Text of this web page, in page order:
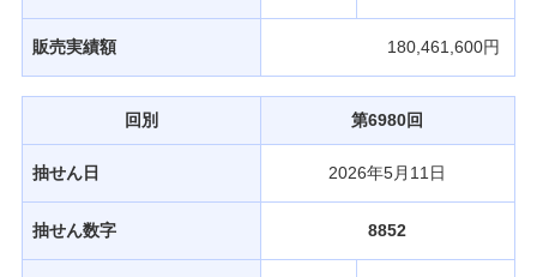
販売実績額 180,461,600円
回別 第6980回
抽せん日 2026年5月11日
抽せん数字 8852